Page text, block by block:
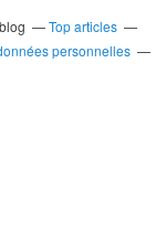
Top articles
personnelles